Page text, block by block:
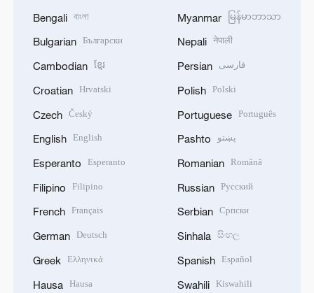
Bengali বাংলা
Bulgarian Български
Cambodian ខ្មែរ
Croatian Hrvatski
Czech Český
English English
Esperanto Esperanto
Filipino Filipino
French Français
German Deutsch
Greek Ελληνικά
Hausa Hausa
Myanmar မြန်မာဘာသာ
Nepali नेपाली
Persian فارسی
Polish Polski
Portuguese Português
Pashto پښتو
Romanian Română
Russian Русский
Serbian Српски
Sinhala සිංහල
Spanish Español
Swahili Kiswahili